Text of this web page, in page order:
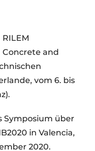
and
vom 6. bis
Symposium über
in Valencia,
2020.